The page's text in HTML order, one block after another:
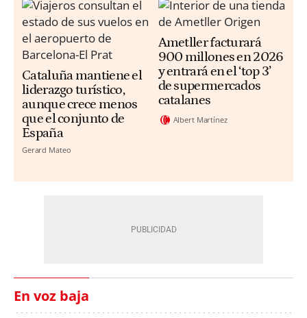
Cataluña mantiene el
liderazgo turístico,
aunque crece menos
que el conjunto de
España
Gerard Mateo
Ametller facturará
900 millones en 2026
y entrará en el ‘top 3’
de supermercados
catalanes
Albert Martínez
En voz baja